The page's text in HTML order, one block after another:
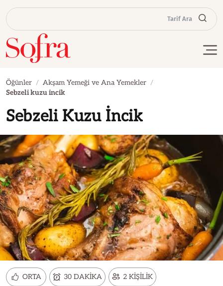
Tarif Ara
Öğünler
Akşam Yemeği ve Ana Yemekler
Sebzeli kuzu incik
Sebzeli Kuzu İncik
ORTA 30 DAKİKA 2 KİŞİLİK